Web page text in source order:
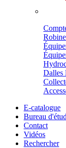
Dalles
E-catalogue
Bureau
Contact
Vidéos
Rechercher